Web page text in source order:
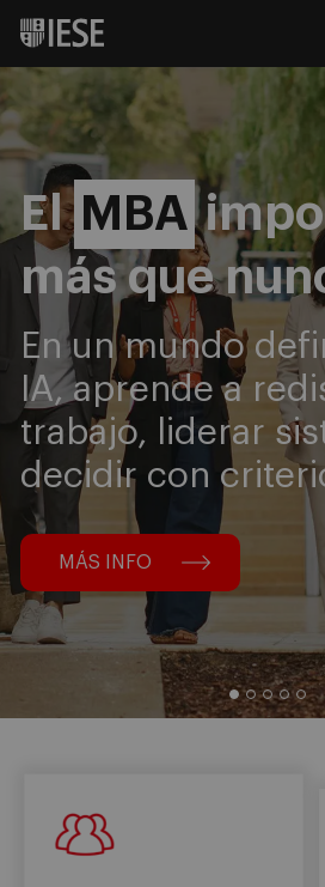
IESE Business
El MBA
más que
En un mundo
IA, aprende a
trabajo, liderar
decidir con
MÁS INFO